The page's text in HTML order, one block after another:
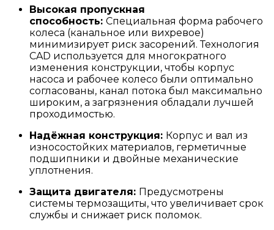
Высокая пропускная
способность: Специальная форма рабочего
колеса (канальное или вихревое)
минимизирует риск засорений. Технология
CAD используется для многократного
изменения конструкции, чтобы корпус
насоса и рабочее колесо были оптимально
согласованы, канал потока был максимально
широким, а загрязнения обладали лучшей
проходимостью.
Надёжная конструкция: Корпус и вал из
износостойких материалов, герметичные
подшипники и двойные механические
уплотнения.
Защита двигателя: Предусмотрены
системы термозащиты, что увеличивает срок
службы и снижает риск поломок.